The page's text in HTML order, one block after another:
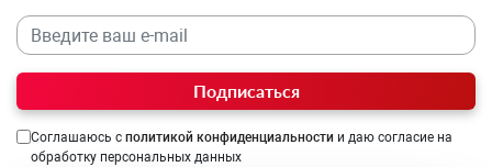
Подписаться
Соглашаюсь с политикой конфиденциальности и даю согласие на
обработку персональных данных